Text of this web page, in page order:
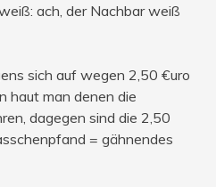
ach, der Nachbar weiß
sich auf wegen 2,50 €uro
haut man denen die
dagegen sind die 2,50
= gähnendes